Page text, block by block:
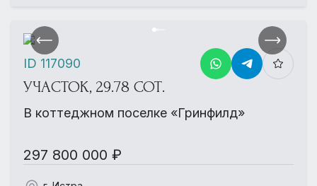
УЧАСТОК, 29.78 СОТ.
В коттеджном поселке «Гринфилд»
297 800 000 ₽
ID 117090